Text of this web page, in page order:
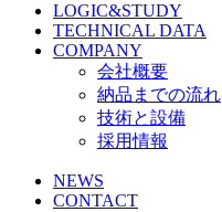
LOGIC&STUDY
TECHNICAL DATA
COMPANY
会社概要
納品までの流れ
技術と設備
採用情報
NEWS
CONTACT